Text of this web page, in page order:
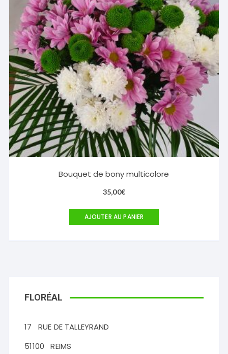
Bouquet de bony multicolore
35,00€
AJOUTER AU PANIER
FLORÉAL
17
RUE DE TALLEYRAND
51100
REIMS